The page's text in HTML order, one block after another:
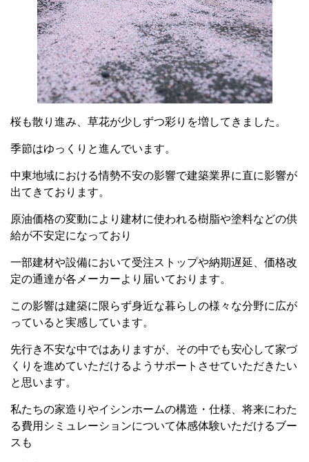
桜も散り進み、草花が少しずつ彩りを増してきました。
季節はゆっくりと進んでいます。
中東地域における情勢不安の影響で建築業界に直に影響が
出てきております。
原油価格の変動により建材に使われる樹脂や塗料などの供
給が不安定になっており
一部建材や設備において受注ストップや納期遅延、価格改
定の通達が各メーカーより届いております。
この影響は建築に限らず身近な暮らしの様々な分野に広が
っていると実感しています。
先行き不安な中ではありますが、その中でも安心して家づ
くりを進めていただけるようサポートさせていただきたい
と思います。
私たちの家造りやイシンホームの構造・仕様、将来にわた
る費用シミュレーションについて体感体験いただけるブー
スも